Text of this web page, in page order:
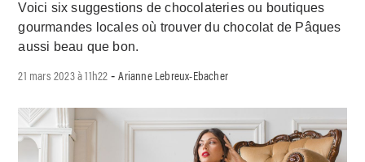
Voici six suggestions de chocolateries ou boutiques
gourmandes locales où trouver du chocolat de Pâques
aussi beau que bon.
21 mars 2023 à 11h22 -Arianne Lebreux-Ebacher